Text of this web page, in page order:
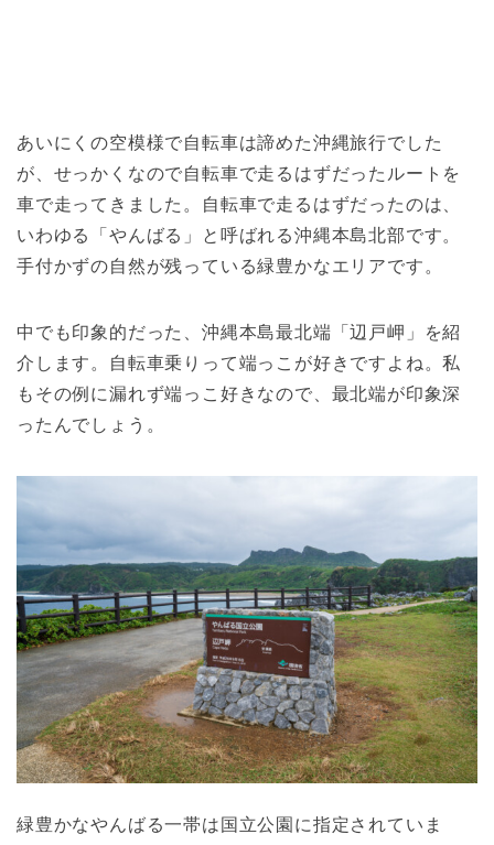
あいにくの空模様で自転車は諦めた沖縄旅行でした
が、せっかくなので自転車で走るはずだったルートを
車で走ってきました。自転車で走るはずだったのは、
いわゆる「やんばる」と呼ばれる沖縄本島北部です。
手付かずの自然が残っている緑豊かなエリアです。
中でも印象的だった、沖縄本島最北端「辺戸岬」を紹
介します。自転車乗りって端っこが好きですよね。私
もその例に漏れず端っこ好きなので、最北端が印象深
ったんでしょう。
緑豊かなやんばる一帯は国立公園に指定されていま